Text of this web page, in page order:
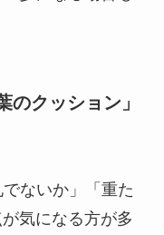
クッション」
ないか」「重た
気になる方が多